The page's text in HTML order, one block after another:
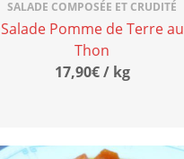
SALADE COMPOSÉE ET CRUDITÉ
Salade Pomme de Terre au
Thon
17,90€ / kg